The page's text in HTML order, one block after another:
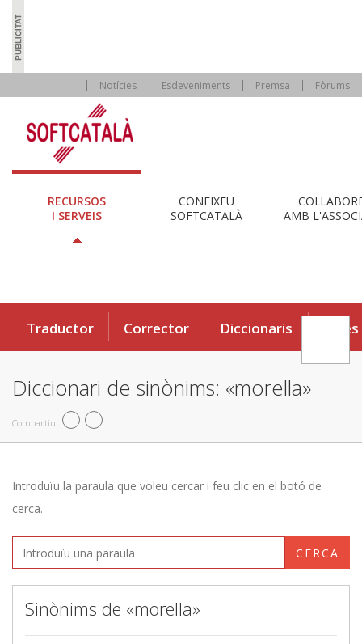
Notícies Esdeveniments Premsa Fòrums
RECURSOS
I SERVEIS
CONEIXEU
SOFTCATALÀ
AMB
Traductor Corrector Diccionaris Eines
Diccionari de sinònims: «morella»
Compartiu
Introduïu la paraula que voleu cercar i feu clic en el botó de
cerca.
CERCA
Sinònims de «morella»